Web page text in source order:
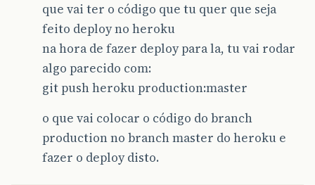
que vai ter o código que tu quer que seja
feito deploy no heroku
na hora de fazer deploy para la, tu vai rodar
algo parecido com:
git push heroku production:master
o que vai colocar o código do branch
production no branch master do heroku e
fazer o deploy disto.